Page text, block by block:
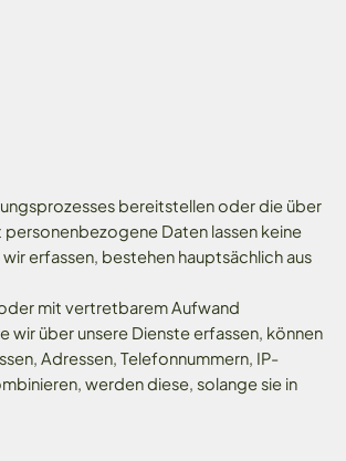
bereitstellen oder die über
Daten lassen keine
erfassen, bestehen hauptsächlich aus
mit vertretbarem Aufwand
über unsere Dienste erfassen, können
Adressen, Telefonnummern, IP-
werden diese, solange sie in